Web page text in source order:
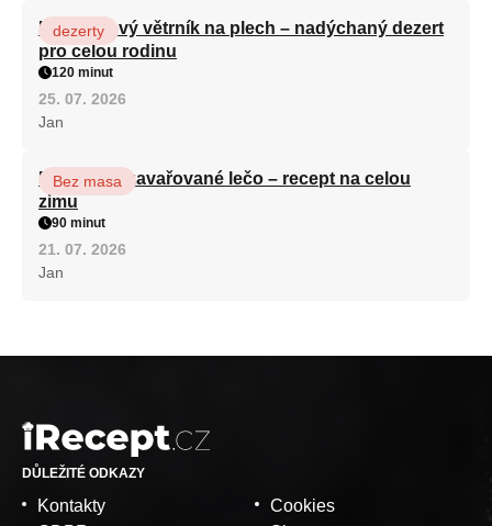
Karamelový větrník na plech – nadýchaný dezert
pro celou rodinu
dezerty
120 minut
25. 07. 2026
Jan
Babiččino zavařované lečo – recept na celou
zimu
Bez masa
90 minut
21. 07. 2026
Jan
DŮLEŽITÉ ODKAZY
Kontakty
Cookies